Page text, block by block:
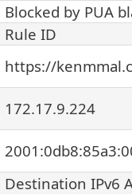
Blocked by PUA
Rule ID
https://
172.17.9.224
Destination IPv6